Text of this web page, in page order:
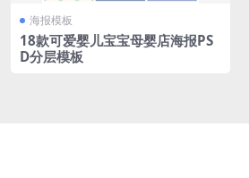
海报模板
18款可爱婴儿宝宝母婴店海报PS
D分层模板